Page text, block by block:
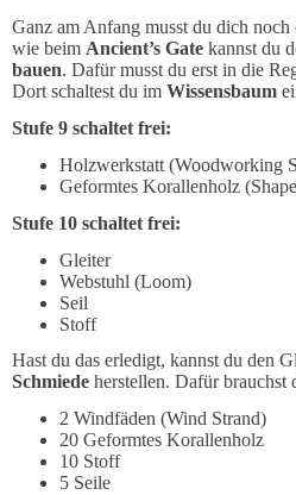
Ganz am Anfang musst du dich noch
wie beim Ancient’s Gate kannst du
bauen. Dafür musst du erst in die
Dort schaltest du im Wissensbaum
Stufe 9 schaltet frei:
Holzwerkstatt (Woodworking
Geformtes Korallenholz
Stufe 10 schaltet frei:
Gleiter
Webstuhl (Loom)
Seil
Stoff
Hast du das erledigt, kannst du den
Schmiede herstellen. Dafür brauchst
2 Windfäden (Wind Strand)
20 Geformtes Korallenholz
10 Stoff
5 Seile